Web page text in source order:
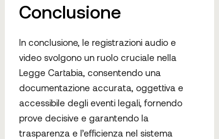
Conclusione
In conclusione, le registrazioni audio e
video svolgono un ruolo cruciale nella
Legge Cartabia, consentendo una
documentazione accurata, oggettiva e
accessibile degli eventi legali, fornendo
prove decisive e garantendo la
trasparenza e l’efficienza nel sistema